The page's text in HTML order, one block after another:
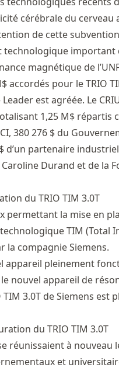
cérébrale du cerveau
de cette
technologique important
magnétique de
accordés pour le TRIO
Leader est agréée. Le
1,25 M$ répartis
380 276 $ du
d’un partenaire
Durand et de la
du TRIO TIM 3.0T
permettant la mise en
TIM (Total
la compagnie Siemens.
appareil pleinement
le nouvel appareil de
3.0T de Siemens est
du TRIO TIM 3.0T
réunissaient à nouveau
et